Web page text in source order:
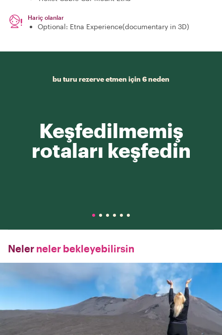
Hariç olanlar
Optional: Etna Experience(documentary in 3D)
bu turu rezerve etmen için 6 neden
Keşfedilmemiş
rotaları keşfedin
Neler neler bekleyebilirsin